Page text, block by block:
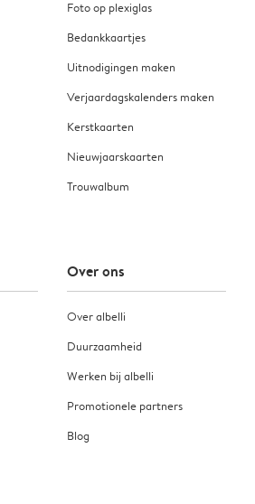
Foto op plexiglas
Bedankkaartjes
Uitnodigingen maken
Verjaardagskalenders maken
Kerstkaarten
Nieuwjaarskaarten
Trouwalbum
Over ons
Over albelli
Duurzaamheid
Werken bij albelli
Promotionele partners
Blog